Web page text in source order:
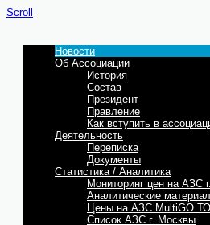
Scroll
Новости
Об Ассоциации
История
Состав
Президент
Правление
Как вступить в
Деятельность
Переписка
Документы
Статистика / Аналитика
Мониторинг цен на АЗС
Аналитические
Цены на АЗС MultiGO
Список АЗС г. Москвы